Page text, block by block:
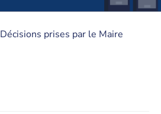
Décisions prises par le Maire